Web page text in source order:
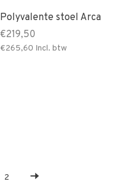
Polyvalente stoel Arca
€219,50
€265,60 Incl. btw
2